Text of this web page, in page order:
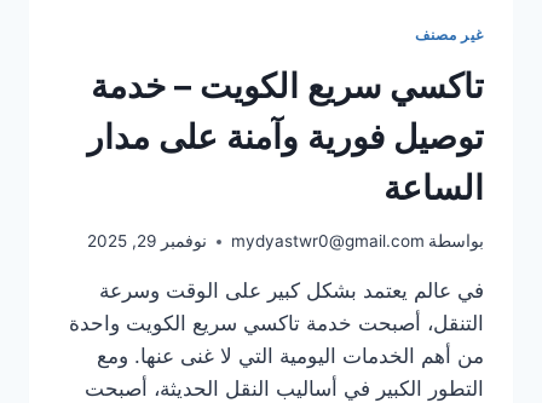
والآمن
في
جميع
غير مصنف
تاكسي سريع الكويت – خدمة
توصيل فورية وآمنة على مدار
الساعة
بواسطة mydyastwr0@gmail.com نوفمبر 29, 2025
في عالم يعتمد بشكل كبير على الوقت وسرعة
التنقل، أصبحت خدمة تاكسي سريع الكويت واحدة
من أهم الخدمات اليومية التي لا غنى عنها. ومع
التطور الكبير في أساليب النقل الحديثة، أصبحت